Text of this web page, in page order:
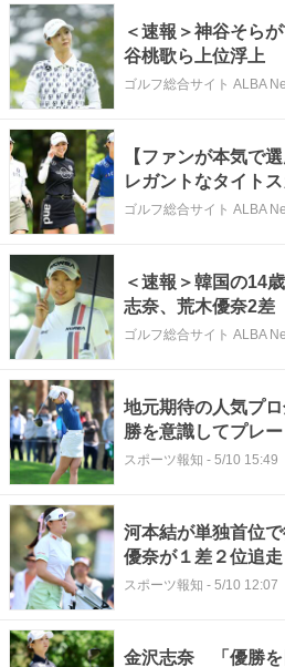
＜速報＞神谷そら
谷桃歌ら上位浮上
ゴルフ総合サイト ALBA
【ファンが本気で
レガントなタイト
良くて脚がきれい」
ゴルフ総合サイト ALBA
＜速報＞韓国の14
志奈、荒木優奈2差
ゴルフ総合サイト ALBA
地元期待の人気プ
勝を意識してプレ
りました」
スポーツ報知 - 5/10 15:49
河本結が単独首位
優奈が１差２位追
大混戦
スポーツ報知 - 5/10 12:07
金沢志奈 「優勝